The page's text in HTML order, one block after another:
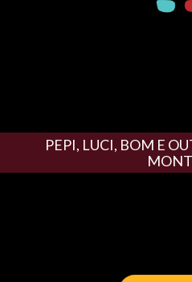
PEPI, LUCI, BOM E